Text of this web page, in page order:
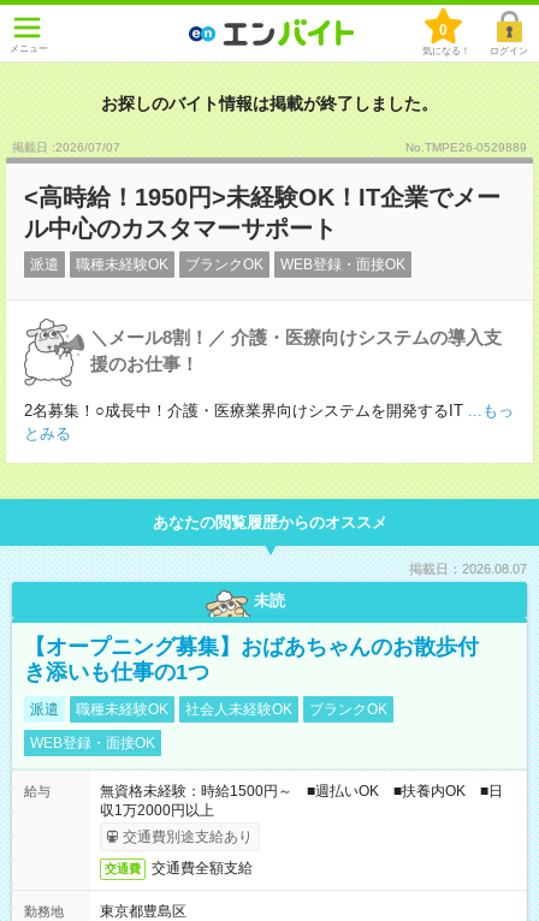
メニュー
0
気になる！ ログイン
お探しのバイト情報は掲載が終了しました。
掲載日 :2026/07/07 No.TMPE26-0529889
<高時給！1950円>未経験OK！IT企業でメー
ル中心のカスタマーサポート
派遣 職種未経験OK ブランクOK WEB登録・面接OK
＼メール8割！／ 介護・医療向けシステムの導入支
援のお仕事！
2名募集！○成長中！介護・医療業界向けシステムを開発するIT ...もっ
とみる
あなたの閲覧履歴からのオススメ
掲載日：2026.08.07
未読
【オープニング募集】おばあちゃんのお散歩付
き添いも仕事の1つ
派遣 職種未経験OK 社会人未経験OK
ブランクOK
WEB登録・面接OK
給与
無資格未経験：時給1500円～ ■週払いOK ■扶養内OK ■日
収1万2000円以上
交通費別途支給あり
交通費 交通費全額支給
勤務地
東京都豊島区